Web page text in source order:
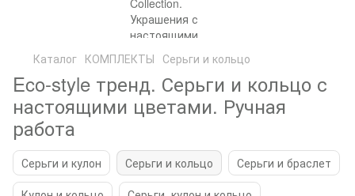
Каталог КОМПЛЕКТЫ Серьги и кольцо
Eco-style тренд. Серьги и кольцо с
настоящими цветами. Ручная
работа
Серьги и кулон Серьги и кольцо
Серьги и браслет